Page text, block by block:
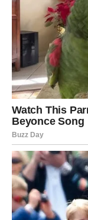
razmišlja o vama.
Poruka srca
Prošlost treba
otvorite vrata.
JARAC
Jedna vijest ili
gledate na staru